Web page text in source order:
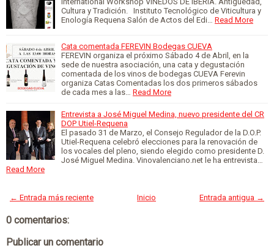
Cultura y Tradición. Instituto Tecnológico de Viticultura y
Enología Requena Salón de Actos del Edi… Read More
Cata comentada FEREVIN Bodegas CUEVA
FEREVIN organiza el próximo Sábado 4 de Abril, en la
sede de nuestra asociación, una cata y degustación
comentada de los vinos de bodegas CUEVA Ferevin
organiza Catas Comentadas los dos primeros sábados
de cada mes a las… Read More
Entrevista a José Miguel Medina, nuevo presidente del CR
DOP Utiel-Requena
El pasado 31 de Marzo, el Consejo Regulador de la D.O.P.
Utiel-Requena celebró elecciones para la renovación de
los vocales del pleno, siendo elegido como presidente D.
José Miguel Medina. Vinovalenciano.net le ha entrevista…
Read More
← Entrada más reciente Entrada antigua →
Inicio
0 comentarios:
Publicar un comentario